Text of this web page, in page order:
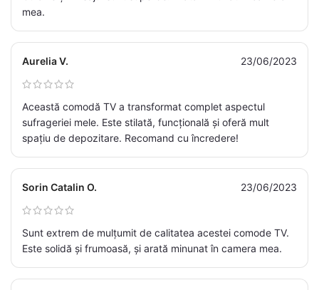
mea.
Aurelia V. 23/06/2023
Această comodă TV a transformat complet aspectul
sufrageriei mele. Este stilată, funcțională și oferă mult
spațiu de depozitare. Recomand cu încredere!
Sorin Catalin O. 23/06/2023
Sunt extrem de mulțumit de calitatea acestei comode TV.
Este solidă și frumoasă, și arată minunat în camera mea.